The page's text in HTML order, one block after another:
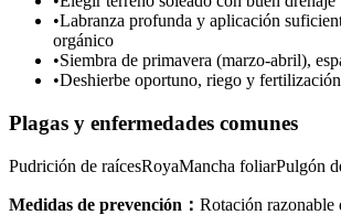
•Labranza profunda y aplicación
orgánico
•Siembra de primavera (marzo-abril),
•Deshierbe oportuno, riego y
Plagas y enfermedades comunes
Pudrición de raícesRoyaMancha foliarPulgón
Medidas de prevención ： Rotación razonable